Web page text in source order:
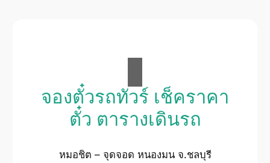
จองตั๋วรถทัวร์ เช็คราคา
ตั๋ว ตารางเดินรถ
หมอชิต – จุดจอด หนองมน จ.ชลบุรี